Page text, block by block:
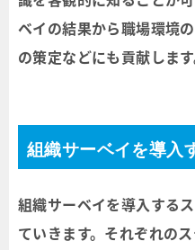
ベイの結果から職場環境
の策定などにも貢献します
組織サーベイを導入
組織サーベイを導入する
ていきます。それぞれの